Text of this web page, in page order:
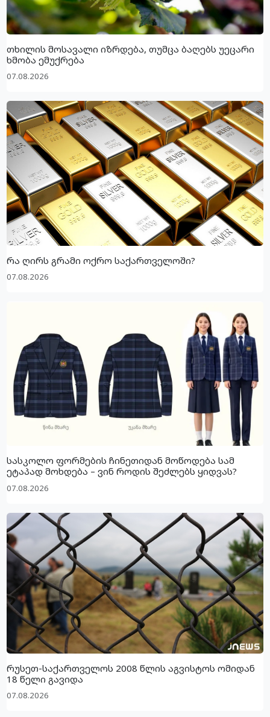
თხილის მოსავალი იზრდება, თუმცა ბაღებს უეცარი
ხმობა ემუქრება
07.08.2026
რა ღირს გრამი ოქრო საქართველოში?
07.08.2026
სასკოლო ფორმების ჩინეთიდან მოწოდება სამ
ეტაპად მოხდება – ვინ როდის შეძლებს ყიდვას?
07.08.2026
რუსეთ-საქართველოს 2008 წლის აგვისტოს ომიდან
18 წელი გავიდა
07.08.2026